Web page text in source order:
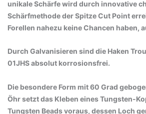
unikale Schärfe wird durch innovative
Schärfmethode der Spitze Cut Point
Forellen nahezu keine Chancen haben,
Durch Galvanisieren sind die Haken
01JHS absolut korrosionsfrei.
Die besondere Form mit 60 Grad
Öhr setzt das Kleben eines Tungsten-
Tungsten Beads voraus, dessen Loch